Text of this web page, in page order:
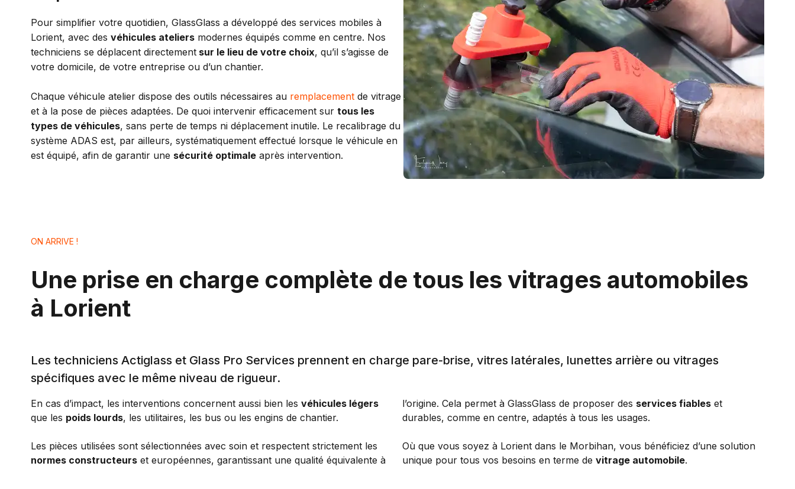
Pour simplifier votre quotidien, GlassGlass a développé des services mobiles à
Lorient, avec des véhicules ateliers modernes équipés comme en centre. Nos
techniciens se déplacent directement sur le lieu de votre choix, qu’il s’agisse de
votre domicile, de votre entreprise ou d’un chantier.
Chaque véhicule atelier dispose des outils nécessaires au remplacement de vitrage
et à la pose de pièces adaptées. De quoi intervenir efficacement sur tous les
types de véhicules, sans perte de temps ni déplacement inutile. Le recalibrage du
système ADAS est, par ailleurs, systématiquement effectué lorsque le véhicule en
est équipé, afin de garantir une sécurité optimale après intervention.
ON ARRIVE !
Une prise en charge complète de tous les vitrages automobiles
à Lorient
Les techniciens Actiglass et Glass Pro Services prennent en charge pare-brise, vitres latérales, lunettes arrière ou vitrages
spécifiques avec le même niveau de rigueur.
En cas d’impact, les interventions concernent aussi bien les véhicules légers
que les poids lourds, les utilitaires, les bus ou les engins de chantier.
Les pièces utilisées sont sélectionnées avec soin et respectent strictement les
normes constructeurs et européennes, garantissant une qualité équivalente à
l’origine. Cela permet à GlassGlass de proposer des services fiables et
durables, comme en centre, adaptés à tous les usages.
Où que vous soyez à Lorient dans le Morbihan, vous bénéficiez d’une solution
unique pour tous vos besoins en terme de vitrage automobile.